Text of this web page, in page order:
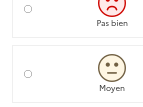
Pas bien
Moyen